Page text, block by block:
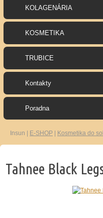
KOLAGENÁRIA
KOSMETIKA
TRUBICE
Kontakty
Poradna
Insun E-SHOP Kosmetika do
Tahnee Black